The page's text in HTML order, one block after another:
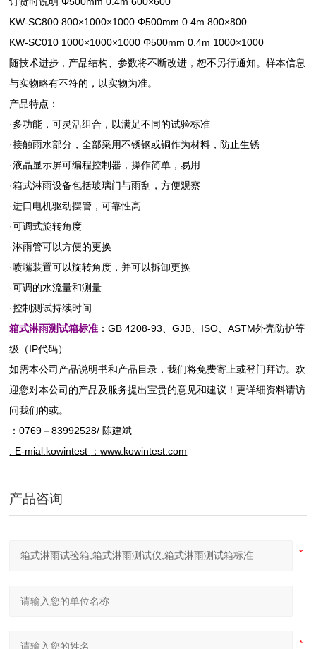
KW-SC800 800×1000×1000 Φ500mm 0.4m 800×800
KW-SC010 1000×1000×1000 Φ500mm 0.4m 1000×1000
随技术进步，产品结构、参数将不断改进，恕不另行通知。样本信息
与实物略有不符的，以实物为准。
产品特点：
·多功能，可灵活组合，以满足不同的试验标准
·接触雨水部分，全部采用不锈钢或铜作为材料，防止生锈
·液晶显示屏可编程控制器，操作简单，易用
·箱式淋雨设备包括玻璃门与雨刮，方便观察
·进口电机驱动摆管，可靠性高
·可调式旋转角度
·淋雨管可以方便的更换
·喷嘴装置可以旋转角度，并可以拆卸更换
·可调的水流量和测量
·控制测试持续时间
箱式淋雨测试箱标准 ：GB 4208-93、GJB、ISO、ASTM外壳防护等
级（IP代码）
如需本公司产品说明书和产品目录，我们将免费寄上或登门拜访。欢
迎您对本公司的产品及服务提出宝贵的意见和建议！更详细资料请访
问我们的或。
：0769 －83992528/ 陈建斌
: E-mial:kowintest
：www.kowintest.com
产品咨询